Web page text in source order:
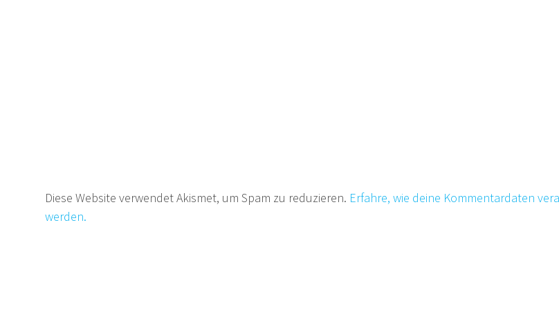
Diese Website verwendet Akismet, um Spam zu reduzieren. Erfahre, wie deine Kommentardaten
werden.